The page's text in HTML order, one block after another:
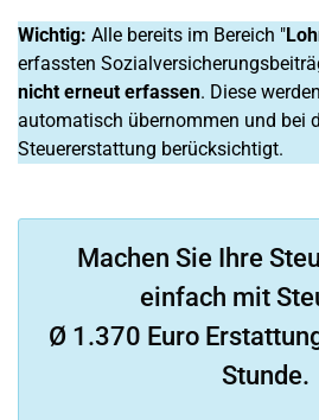
Wichtig: Alle bereits im Bereich "
erfassten
nicht erneut erfassen. Diese
automatisch übernommen und bei
Steuererstattung berücksichtigt.
Machen Sie Ihre
einfach mit
Ø 1.370 Euro
Stunde.